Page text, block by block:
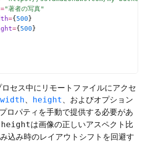
="著者の写真"
={500}
={500}
セス中にリモートファイルにアクセ
width height
、およびオプション
プロパティを手動で提供する必要があ
heightは画像の正しいアスペクト比
込み時のレイアウトシフトを回避す